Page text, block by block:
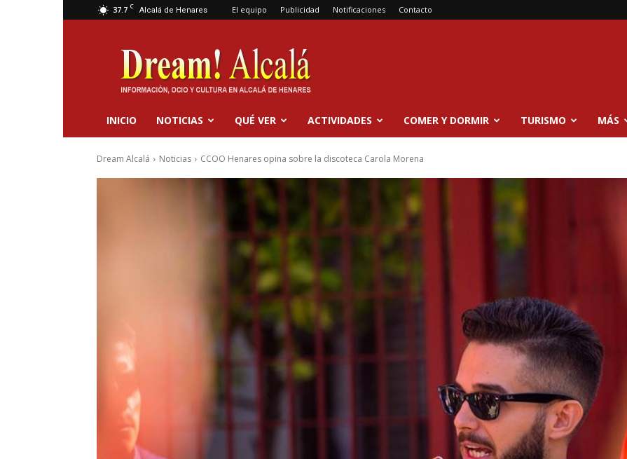
37.7 C Alcalá de Henares El equipo Publicidad Notificaciones Contacto
Dream
Alcalá
INICIO NOTICIAS QUÉ VER ACTIVIDADES COMER Y DORMIR TURISMO MÁS
Dream Alcalá Noticias CCOO Henares opina sobre la discoteca Carola Morena